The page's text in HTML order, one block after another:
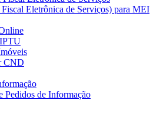
Eletrônica de Serviços) para MEI
CND
Pedidos de Informação